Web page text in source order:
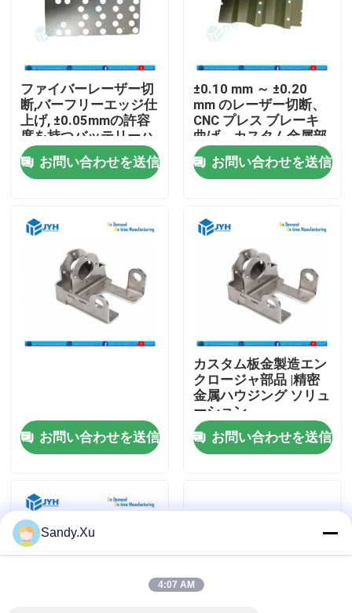
家
VRショー
私達について
私達に連絡しなさい
ニュース
場合
ファイバーレーザー切
断,バーフリーエッジ仕
上げ, ±0.05mmの許容
度を持つバッテリーハ
ウジングのための精密
レーザー切断部品
お問い合わせを送信
±0.10 mm ～ ±0.20
mm のレーザー切断、
CNC プレス ブレーキ
曲げ、カスタム金属部
品用の TIG 溶接アセン
ブリを備えた精密板金
製造サービス
お問い合わせを送信
お問い合わせを送信
カスタム板金製造エン
クロージャ部品 |精密
金属ハウジング ソリュ
ーション
お問い合わせを送信
Sandy.Xu
4:07 AM